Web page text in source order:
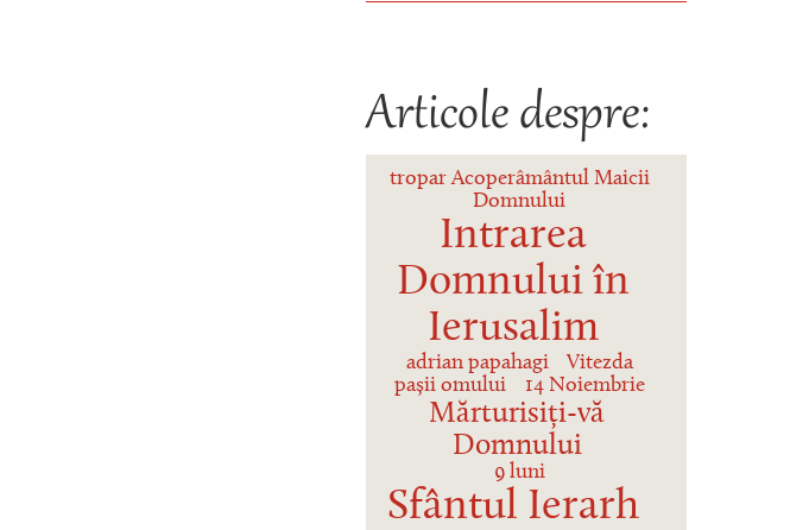
Articole despre:
tropar Acoperâmântul Maicii
Domnului
Intrarea
Domnului în
Ierusalim
adrian papahagi
Vitezda
pașii omului
14 Noiembrie
Mărturisiți-vă
Domnului
9 luni
Sfântul Ierarh